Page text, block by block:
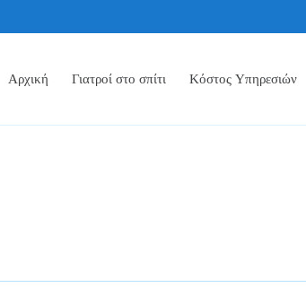
Αρχική Γιατροί στο σπίτι Κόστος Υπηρεσιών